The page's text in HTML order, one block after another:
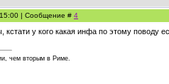
| Сообщение # 4
кстати у кого какая инфа по этому поводу
чем вторым в Риме.